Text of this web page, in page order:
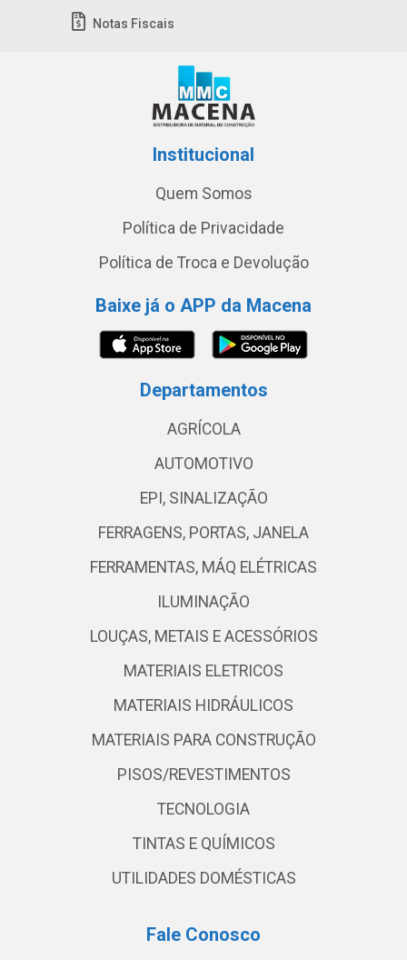
Notas Fiscais
Institucional
Quem Somos
Política de Privacidade
Política de Troca e Devolução
Baixe já o APP da Macena
Departamentos
AGRÍCOLA
AUTOMOTIVO
EPI, SINALIZAÇÃO
FERRAGENS, PORTAS, JANELA
FERRAMENTAS, MÁQ ELÉTRICAS
ILUMINAÇÃO
LOUÇAS, METAIS E ACESSÓRIOS
MATERIAIS ELETRICOS
MATERIAIS HIDRÁULICOS
MATERIAIS PARA CONSTRUÇÃO
PISOS/REVESTIMENTOS
TECNOLOGIA
TINTAS E QUÍMICOS
UTILIDADES DOMÉSTICAS
Fale Conosco